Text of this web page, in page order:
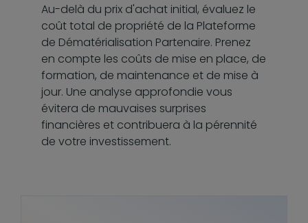
Au-delà du prix d'achat initial, évaluez le
coût total de propriété de la Plateforme
de Dématérialisation Partenaire. Prenez
en compte les coûts de mise en place, de
formation, de maintenance et de mise à
jour. Une analyse approfondie vous
évitera de mauvaises surprises
financières et contribuera à la pérennité
de votre investissement.